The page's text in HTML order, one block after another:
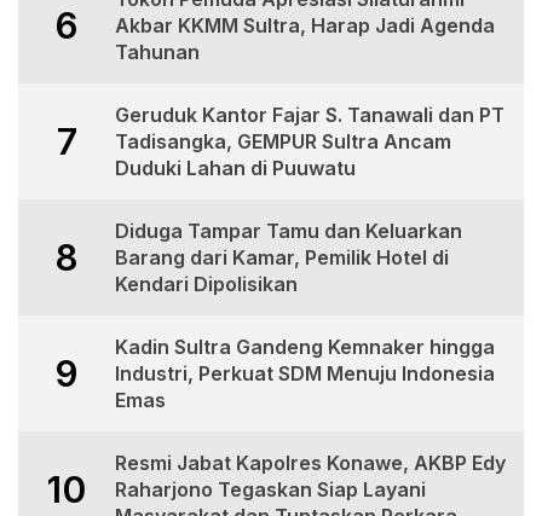
6
Akbar KKMM Sultra, Harap Jadi Agenda
Tahunan
7
Geruduk Kantor Fajar S. Tanawali dan PT
Tadisangka, GEMPUR Sultra Ancam
Duduki Lahan di Puuwatu
8
Diduga Tampar Tamu dan Keluarkan
Barang dari Kamar, Pemilik Hotel di
Kendari Dipolisikan
9
Kadin Sultra Gandeng Kemnaker hingga
Industri, Perkuat SDM Menuju Indonesia
Emas
10
Resmi Jabat Kapolres Konawe, AKBP Edy
Raharjono Tegaskan Siap Layani